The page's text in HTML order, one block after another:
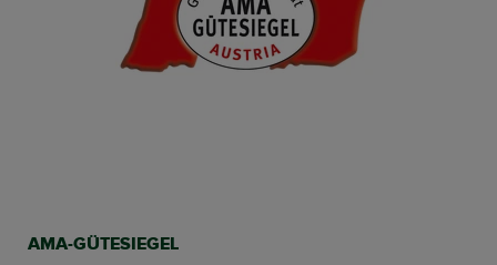
AMA-GÜTESIEGEL